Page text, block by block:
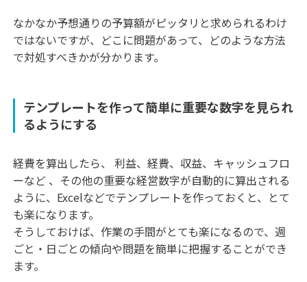
なかなか予想通りの予算額がピッタリと求められるわけ
ではないですが、どこに問題があって、どのような方法
で対処すべきかが分かります。
テンプレートを作って簡単に重要な数字を見られ
るようにする
経費を算出したら、 利益、経費、収益、キャッシュフロ
ーなど 、その他の重要な経営数字が自動的に算出される
ように、Excelなどでテンプレートを作っておくと、とて
も楽になります。
そうしておけば、作業の手間がとても楽になるので、週
ごと・日ごとの傾向や問題を簡単に把握することができ
ます。